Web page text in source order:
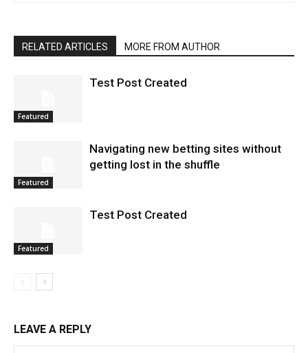
RELATED ARTICLES MORE FROM AUTHOR
Featured
Test Post Created
Featured
Navigating new betting sites without
getting lost in the shuffle
Featured
Test Post Created
LEAVE A REPLY